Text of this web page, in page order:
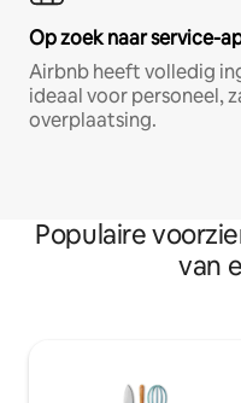
Op zoek naar service-
Airbnb heeft volledig
ideaal voor personeel,
overplaatsing.
Populaire
van